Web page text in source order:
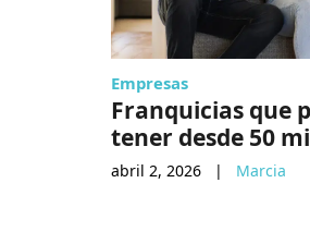
Empresas
Franquicias que
tener desde 50
abril 2, 2026 | Marcia